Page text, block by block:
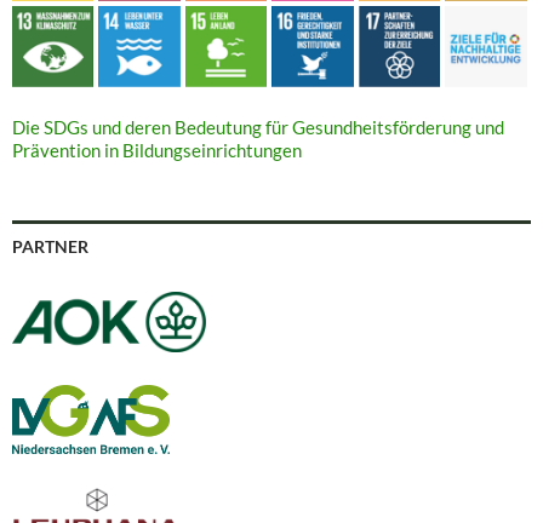
Die SDGs und deren Bedeutung für Gesundheitsförderung und
Prävention in Bildungseinrichtungen
PARTNER